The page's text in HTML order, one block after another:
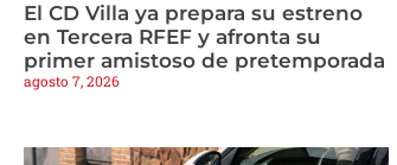
El CD Villa ya prepara su estreno
en Tercera RFEF y afronta su
primer amistoso de pretemporada
agosto 7, 2026